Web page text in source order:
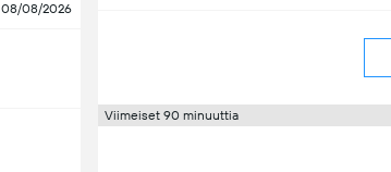
08/08/2026
Viimeiset 90 minuuttia